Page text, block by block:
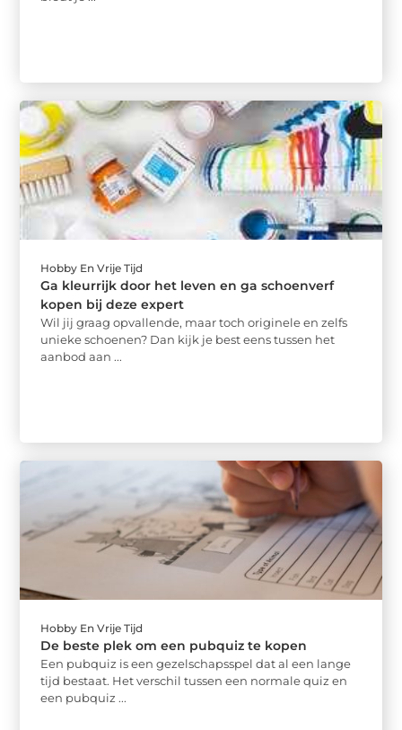
Hobby En Vrije Tijd
Ga kleurrijk door het leven en ga schoenverf
kopen bij deze expert
Wil jij graag opvallende, maar toch originele en zelfs
unieke schoenen? Dan kijk je best eens tussen het
aanbod aan ...
Hobby En Vrije Tijd
De beste plek om een pubquiz te kopen
Een pubquiz is een gezelschapsspel dat al een lange
tijd bestaat. Het verschil tussen een normale quiz en
een pubquiz ...